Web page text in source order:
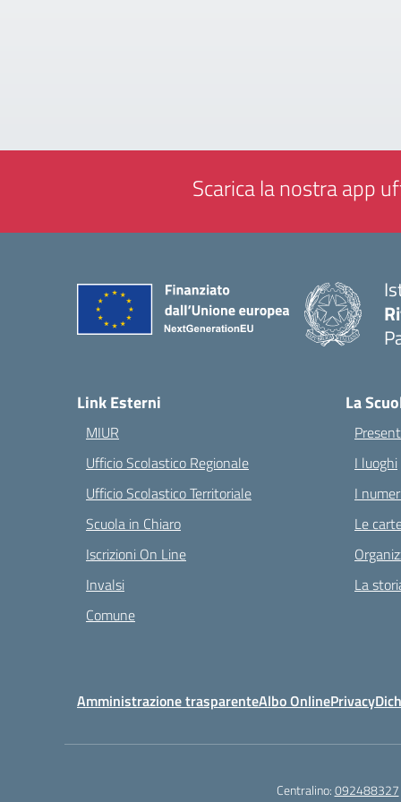
Scarica la nostra app
Link Esterni
MIUR
Ufficio Scolastico Regionale
Ufficio Scolastico Territoriale
Scuola in Chiaro
Iscrizioni On Line
Invalsi
Comune
La
I luoghi
I
Le
La
Amministrazione trasparenteAlbo OnlinePrivacy
Centralino:092488327